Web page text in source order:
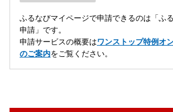
ふるなびマイページで申請できるのは「ふ
申請」です。
申請サービスの概要はワンストップ特例オ
のご案内をご覧ください。